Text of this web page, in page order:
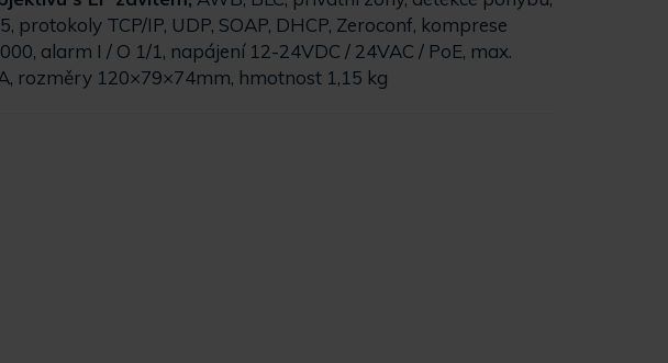
protokoly TCP/IP, UDP, SOAP, DHCP, Zeroconf, komprese
alarm I / O 1/1, napájení 12-24VDC / 24VAC / PoE, max.
rozměry 120×79×74mm, hmotnost 1,15 kg